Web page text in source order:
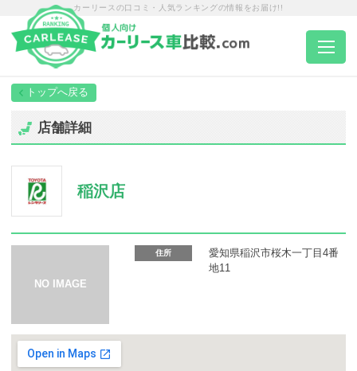
カーリースの口コミ・人気ランキングの情報をお届け!!
トップページ
エリア別ランキング
カーリース体験談
店舗詳細
稲沢店
住所
愛知県稲沢市桜木一丁目4番
地11